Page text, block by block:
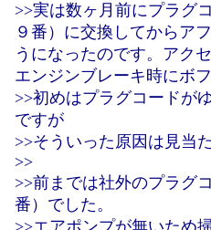
>>実は数ヶ月前にプラグ
９番）に交換してからア
うになったのです。アク
エンジンブレーキ時にボ
>>初めはプラグコードが
ですが
>>そういった原因は見当
>>
>>前までは社外のプラグ
番）でした。
>>エアポンプが無いため